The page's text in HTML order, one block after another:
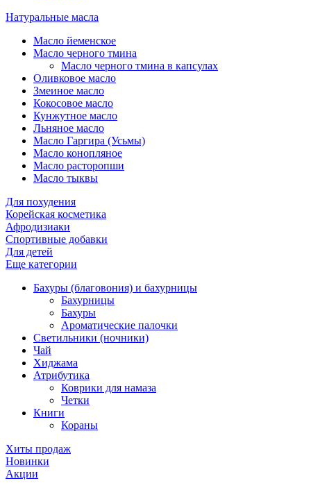
Натуральные масла
Масло йеменское
Масло черного тмина
Масло черного тмина в капсулах
Оливковое масло
Змеиное масло
Кокосовое масло
Кунжутное масло
Льняное масло
Масло Гаргира (Усьмы)
Масло конопляное
Масло расторопши
Масло тыквы
Для похудения
Корейская косметика
Афродизиаки
Спортивные добавки
Для детей
Еще категории
Бахуры (благовония) и бахурницы
Бахурницы
Бахуры
Ароматические палочки
Светильники (ночники)
Чай
Хиджама
Атрибутика
Коврики для намаза
Четки
Книги
Кораны
Хиты продаж
Новинки
Акции